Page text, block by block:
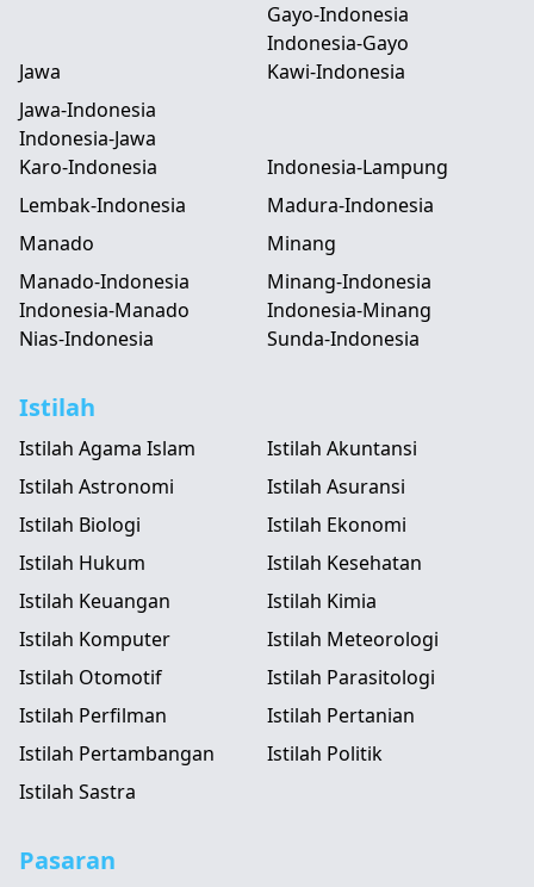
Gayo-Indonesia
Indonesia-Gayo
Jawa
Jawa-Indonesia
Indonesia-Jawa
Kawi-Indonesia
Karo-Indonesia
Indonesia-Lampung
Lembak-Indonesia
Madura-Indonesia
Manado
Manado-Indonesia
Indonesia-Manado
Minang
Minang-Indonesia
Indonesia-Minang
Nias-Indonesia
Sunda-Indonesia
Istilah
Istilah Agama Islam
Istilah Akuntansi
Istilah Astronomi
Istilah Asuransi
Istilah Biologi
Istilah Ekonomi
Istilah Hukum
Istilah Kesehatan
Istilah Keuangan
Istilah Kimia
Istilah Komputer
Istilah Meteorologi
Istilah Otomotif
Istilah Parasitologi
Istilah Perfilman
Istilah Pertanian
Istilah Pertambangan
Istilah Politik
Istilah Sastra
Pasaran